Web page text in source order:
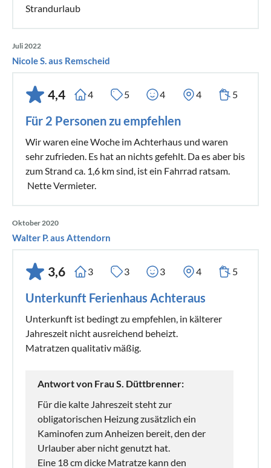
Strandurlaub
Juli 2022
Nicole S. aus Remscheid
4,4 4 5 4 4 5
Für 2 Personen zu empfehlen
Wir waren eine Woche im Achterhaus und waren
sehr zufrieden. Es hat an nichts gefehlt. Da es aber bis
zum Strand ca. 1,6 km sind, ist ein Fahrrad ratsam.
Nette Vermieter.
Oktober 2020
Walter P. aus Attendorn
3,6 3 3 3 4 5
Unterkunft Ferienhaus Achteraus
Unterkunft ist bedingt zu empfehlen, in kälterer
Jahreszeit nicht ausreichend beheizt.
Matratzen qualitativ mäßig.
Antwort von Frau S. Düttbrenner:
Für die kalte Jahreszeit steht zur
obligatorischen Heizung zusätzlich ein
Kaminofen zum Anheizen bereit, den der
Urlauber aber nicht genutzt hat.
Eine 18 cm dicke Matratze kann den